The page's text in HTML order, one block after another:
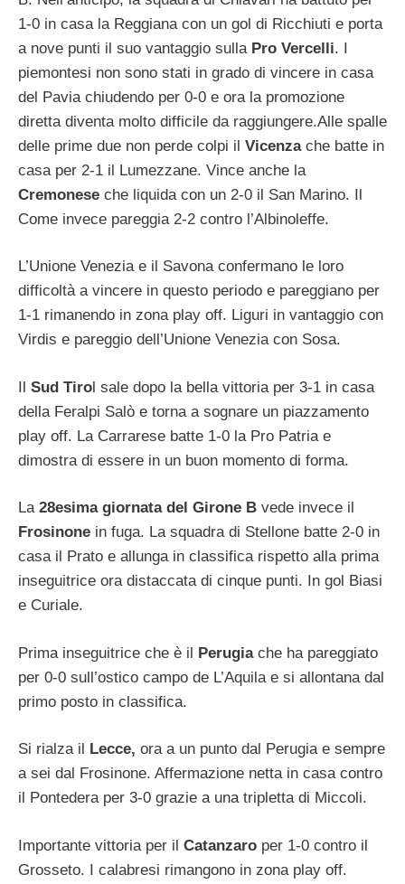
1-0 in casa la Reggiana con un gol di Ricchiuti e porta
a nove punti il suo vantaggio sulla Pro Vercelli. I
piemontesi non sono stati in grado di vincere in casa
del Pavia chiudendo per 0-0 e ora la promozione
diretta diventa molto difficile da raggiungere.Alle spalle
delle prime due non perde colpi il Vicenzache batte in
casa per 2-1 il Lumezzane. Vince anche la
Cremonese che liquida con un 2-0 il San Marino. Il
Come invece pareggia 2-2 contro l’Albinoleffe.
L’Unione Venezia e il Savona confermano le loro
difficoltà a vincere in questo periodo e pareggiano per
1-1 rimanendo in zona play off. Liguri in vantaggio con
Virdis e pareggio dell’Unione Venezia con Sosa.
Il Sud Tirol sale dopo la bella vittoria per 3-1 in casa
della Feralpi Salò e torna a sognare un piazzamento
play off. La Carrarese batte 1-0 la Pro Patria e
dimostra di essere in un buon momento di forma.
La 28esima giornata del Girone B vede invece il
Frosinone in fuga. La squadra di Stellone batte 2-0 in
casa il Prato e allunga in classifica rispetto alla prima
inseguitrice ora distaccata di cinque punti. In gol Biasi
e Curiale.
Prima inseguitrice che è il Perugiache ha pareggiato
per 0-0 sull’ostico campo de L’Aquila e si allontana dal
primo posto in classifica.
Si rialza il Lecce, ora a un punto dal Perugia e sempre
a sei dal Frosinone. Affermazione netta in casa contro
il Pontedera per 3-0 grazie a una tripletta di Miccoli.
Importante vittoria per il Catanzaro per 1-0 contro il
Grosseto. I calabresi rimangono in zona play off.